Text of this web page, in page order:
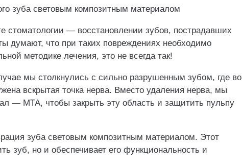
зуба световым композитным материалом
стоматологии — восстановлении зубов, пострадавших
думают, что при таких повреждениях необходимо
методике лечения, это не всегда так!
мы столкнулись с сильно разрушенным зубом, где во
вскрытая точка нерва. Вместо удаления нерва, мы
— МТА, чтобы закрыть эту область и защитить пульпу
зуба световым композитным материалом. Этот
зуб, но и обеспечивает его функциональность и